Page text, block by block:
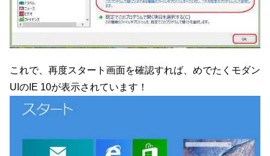
これで、再度スタート画面を確認すれば、めでたくモダン
UIのIE 10が表示されています！